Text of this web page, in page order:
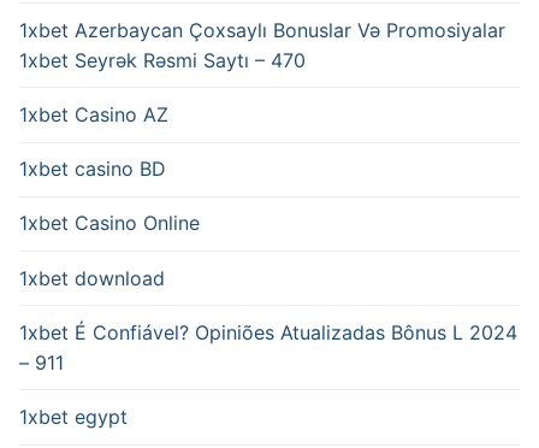
1xbet Azerbaycan Çoxsaylı Bonuslar Və Promosiyalar
1xbet Seyrək Rəsmi Saytı – 470
1xbet Casino AZ
1xbet casino BD
1xbet Casino Online
1xbet download
1xbet É Confiável? Opiniões Atualizadas Bônus L 2024
– 911
1xbet egypt